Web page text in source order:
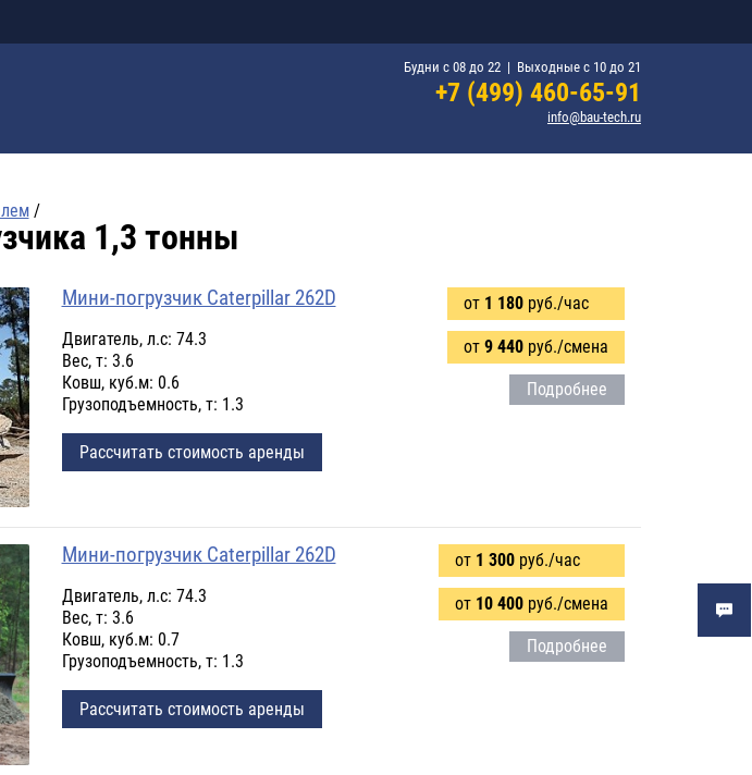
Будни c 08 до 22 | Выходные c 10 до 21
+7 (499) 460-65-91
info@bau-tech.ru
/
1,3 тонны
Мини-погрузчик Caterpillar 262D
Двигатель, л.с: 74.3
Вес, т: 3.6
Ковш, куб.м: 0.6
Грузоподъемность, т: 1.3
Рассчитать стоимость аренды
от 1 180 руб./час
от 9 440 руб./смена
Подробнее
Мини-погрузчик Caterpillar 262D
Двигатель, л.с: 74.3
Вес, т: 3.6
Ковш, куб.м: 0.7
Грузоподъемность, т: 1.3
Рассчитать стоимость аренды
от 1 300 руб./час
от 10 400 руб./смена
Подробнее